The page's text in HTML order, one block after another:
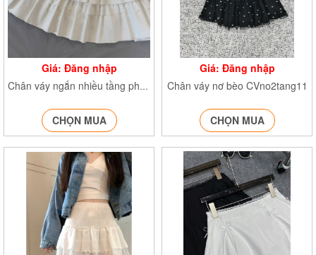
Giá: Đăng nhập
Chân váy ngắn nhiều tầng phối ren CVtangrendinhno6967
CHỌN MUA
Giá: Đăng nhập
Chân váy nơ bèo CVno2tang11
CHỌN MUA